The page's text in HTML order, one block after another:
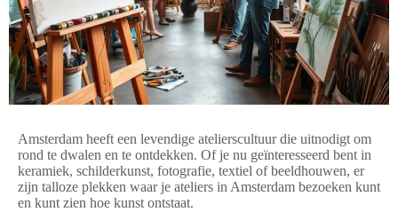
Amsterdam heeft een levendige atelierscultuur die uitnodigt om
rond te dwalen en te ontdekken. Of je nu geïnteresseerd bent in
keramiek, schilderkunst, fotografie, textiel of beeldhouwen, er
zijn talloze plekken waar je ateliers in Amsterdam bezoeken kunt
en kunt zien hoe kunst ontstaat.